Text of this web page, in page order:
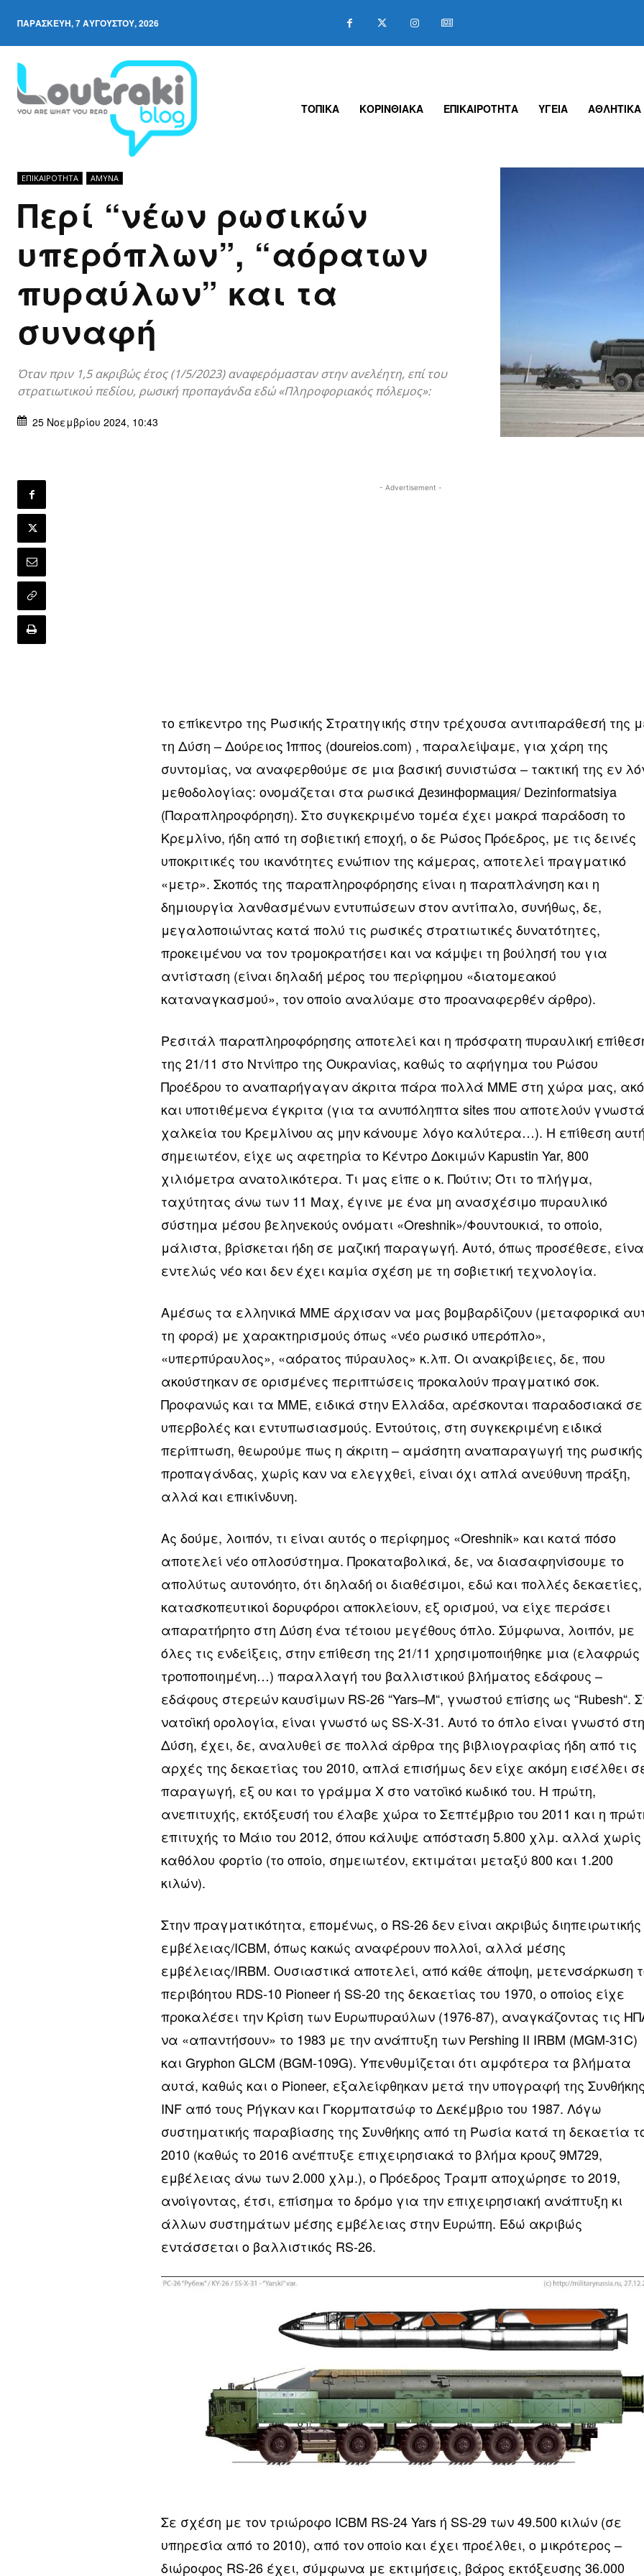
ΠΑΡΑΣΚΕΥΉ, 7 ΑΥΓΟΎΣΤΟΥ, 2026
ΤΟΠΙΚΑ ΚΟΡΙΝΘΙΑΚΑ ΕΠΙΚΑΙΡΟΤΗΤΑ ΥΓΕΙΑ ΑΘΛΗΤΙΚΑ
ΕΠΙΚΑΙΡΟΤΗΤΑ ΆΜΥΝΑ
Περί “νέων ρωσικών
υπερόπλων”, “αόρατων
πυραύλων” και τα
συναφή
Όταν πριν 1,5 ακριβώς έτος (1/5/2023) αναφερόμασταν στην ανελέητη, επί του
στρατιωτικού πεδίου, ρωσική προπαγάνδα εδώ «Πληροφοριακός πόλεμος»:
25 Νοεμβρίου 2024, 10:43
- Advertisement -
το επίκεντρο της Ρωσικής Στρατηγικής στην τρέχουσα αντιπαράθεσή της
τη Δύση – Δούρειος Ίππος (doureios.com) , παραλείψαμε, για χάρη της
συντομίας, να αναφερθούμε σε μια βασική συνιστώσα – τακτική της εν
μεθοδολογίας: ονομάζεται στα ρωσικά Дезинформация/ Dezinformatsiya
(Παραπληροφόρηση). Στο συγκεκριμένο τομέα έχει μακρά παράδοση το
Κρεμλίνο, ήδη από τη σοβιετική εποχή, ο δε Ρώσος Πρόεδρος, με τις δεινές
υποκριτικές του ικανότητες ενώπιον της κάμερας, αποτελεί πραγματικό
«μετρ». Σκοπός της παραπληροφόρησης είναι η παραπλάνηση και η
δημιουργία λανθασμένων εντυπώσεων στον αντίπαλο, συνήθως, δε,
μεγαλοποιώντας κατά πολύ τις ρωσικές στρατιωτικές δυνατότητες,
προκειμένου να τον τρομοκρατήσει και να κάμψει τη βούλησή του για
αντίσταση (είναι δηλαδή μέρος του περίφημου «διατομεακού
καταναγκασμού», τον οποίο αναλύαμε στο προαναφερθέν άρθρο).
Ρεσιτάλ παραπληροφόρησης αποτελεί και η πρόσφατη πυραυλική
της 21/11 στο Ντνίπρο της Ουκρανίας, καθώς το αφήγημα του Ρώσου
Προέδρου το αναπαρήγαγαν άκριτα πάρα πολλά ΜΜΕ στη χώρα μας,
και υποτιθέμενα έγκριτα (για τα ανυπόληπτα sites που αποτελούν
χαλκεία του Κρεμλίνου ας μην κάνουμε λόγο καλύτερα…). Η επίθεση
σημειωτέον, είχε ως αφετηρία το Κέντρο Δοκιμών Kapustin Yar, 800
χιλιόμετρα ανατολικότερα. Tι μας είπε ο κ. Πούτιν; Ότι το πλήγμα,
ταχύτητας άνω των 11 Μαχ, έγινε με ένα μη ανασχέσιμο πυραυλικό
σύστημα μέσου βεληνεκούς ονόματι «Oreshnik»/Φουντουκιά, το οποίο,
μάλιστα, βρίσκεται ήδη σε μαζική παραγωγή. Αυτό, όπως προσέθεσε,
εντελώς νέο και δεν έχει καμία σχέση με τη σοβιετική τεχνολογία.
Αμέσως τα ελληνικά ΜΜΕ άρχισαν να μας βομβαρδίζουν (μεταφορικά
τη φορά) με χαρακτηρισμούς όπως «νέο ρωσικό υπερόπλο»,
«υπερπύραυλος», «αόρατος πύραυλος» κ.λπ. Οι ανακρίβειες, δε, που
ακούστηκαν σε ορισμένες περιπτώσεις προκαλούν πραγματικό σοκ.
Προφανώς και τα ΜΜΕ, ειδικά στην Ελλάδα, αρέσκονται παραδοσιακά σε
υπερβολές και εντυπωσιασμούς. Εντούτοις, στη συγκεκριμένη ειδικά
περίπτωση, θεωρούμε πως η άκριτη – αμάσητη αναπαραγωγή της ρωσικής
προπαγάνδας, χωρίς καν να ελεγχθεί, είναι όχι απλά ανεύθυνη πράξη,
αλλά και επικίνδυνη.
Ας δούμε, λοιπόν, τι είναι αυτός ο περίφημος «Oreshnik» και κατά πόσο
αποτελεί νέο οπλοσύστημα. Προκαταβολικά, δε, να διασαφηνίσουμε το
απολύτως αυτονόητο, ότι δηλαδή οι διαθέσιμοι, εδώ και πολλές δεκαετίες,
κατασκοπευτικοί δορυφόροι αποκλείουν, εξ ορισμού, να είχε περάσει
απαρατήρητο στη Δύση ένα τέτοιου μεγέθους όπλο. Σύμφωνα, λοιπόν, με
όλες τις ενδείξεις, στην επίθεση της 21/11 χρησιμοποιήθηκε μια (ελαφρώς
τροποποιημένη…) παραλλαγή του βαλλιστικού βλήματος εδάφους –
εδάφους στερεών καυσίμων RS-26 “Yars–M“, γνωστού επίσης ως “Rubesh“.
νατοϊκή ορολογία, είναι γνωστό ως SS-Χ-31. Αυτό το όπλο είναι γνωστό
Δύση, έχει, δε, αναλυθεί σε πολλά άρθρα της βιβλιογραφίας ήδη από τις
αρχές της δεκαετίας του 2010, απλά επισήμως δεν είχε ακόμη εισέλθει
παραγωγή, εξ ου και το γράμμα Χ στο νατοϊκό κωδικό του. Η πρώτη,
ανεπιτυχής, εκτόξευσή του έλαβε χώρα το Σεπτέμβριο του 2011 και η
επιτυχής το Μάιο του 2012, όπου κάλυψε απόσταση 5.800 χλμ. αλλά χωρίς
καθόλου φορτίο (το οποίο, σημειωτέον, εκτιμάται μεταξύ 800 και 1.200
κιλών).
Στην πραγματικότητα, επομένως, ο RS-26 δεν είναι ακριβώς διηπειρωτικής
εμβέλειας/ICBM, όπως κακώς αναφέρουν πολλοί, αλλά μέσης
εμβέλειας/IRBM. Ουσιαστικά αποτελεί, από κάθε άποψη, μετενσάρκωση
περιβόητου RDS-10 Pioneer ή SS-20 της δεκαετίας του 1970, ο οποίος είχε
προκαλέσει την Κρίση των Ευρωπυραύλων (1976-87), αναγκάζοντας τις
να «απαντήσουν» το 1983 με την ανάπτυξη των Pershing II IRBM (MGM-31C)
και Gryphon GLCM (BGM-109G). Υπενθυμίζεται ότι αμφότερα τα βλήματα
αυτά, καθώς και ο Pioneer, εξαλείφθηκαν μετά την υπογραφή της
INF από τους Ρήγκαν και Γκορμπατσώφ το Δεκέμβριο του 1987. Λόγω
συστηματικής παραβίασης της Συνθήκης από τη Ρωσία κατά τη δεκαετία
2010 (καθώς το 2016 ανέπτυξε επιχειρησιακά το βλήμα κρουζ 9M729,
εμβέλειας άνω των 2.000 χλμ.), ο Πρόεδρος Τραμπ αποχώρησε το 2019,
ανοίγοντας, έτσι, επίσημα το δρόμο για την επιχειρησιακή ανάπτυξη κι
άλλων συστημάτων μέσης εμβέλειας στην Ευρώπη. Εδώ ακριβώς
εντάσσεται ο βαλλιστικός RS-26.
Σε σχέση με τον τριώροφο ICBM RS-24 Yars ή SS-29 των 49.500 κιλών (σε
υπηρεσία από το 2010), από τον οποίο και έχει προέλθει, ο μικρότερος –
διώροφος RS-26 έχει, σύμφωνα με εκτιμήσεις, βάρος εκτόξευσης 36.000